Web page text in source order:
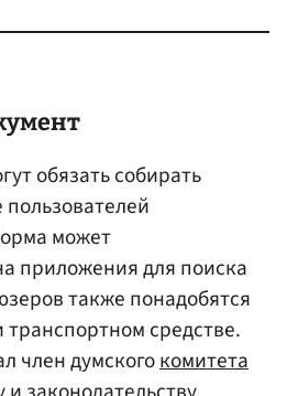
обязать собирать
может
приложения для поиска
также понадобятся
транспортном средстве.
член думскогокомитета